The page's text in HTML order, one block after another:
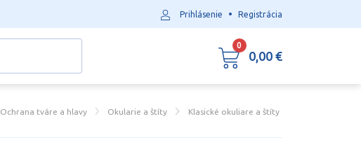
Ochrana tváre a hlavy Okularie a štíty
Klasické okuliare a štíty
Prihlásenie • Registrácia
0
0,00 €